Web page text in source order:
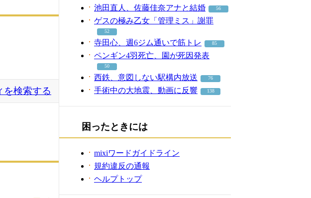
を検索する
池田直人、佐藤佳奈アナと結婚 56
ゲスの極み乙女「管理ミス」謝罪
52
寺田心、週6ジム通いで筋トレ 85
ペンギン4羽死亡、園が死因発表
50
西鉄、意図しない駅構内放送 76
手術中の大地震、動画に反響 138
困ったときには
mixiワードガイドライン
規約違反の通報
ヘルプトップ